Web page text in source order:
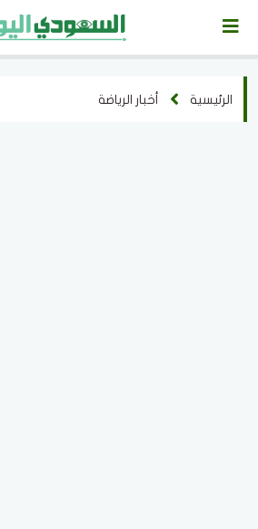
الرئيسية أخبار الرياضة